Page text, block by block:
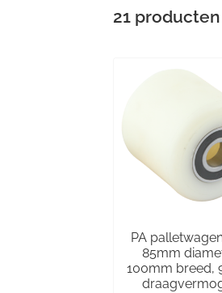
21
PA
85mm
100mm breed,